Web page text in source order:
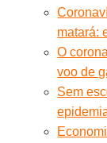
matará:
O
voo de
Sem